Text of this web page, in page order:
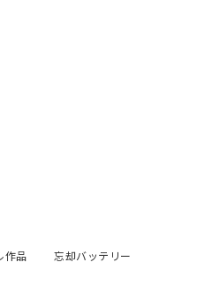
作品 忘却バッテリー